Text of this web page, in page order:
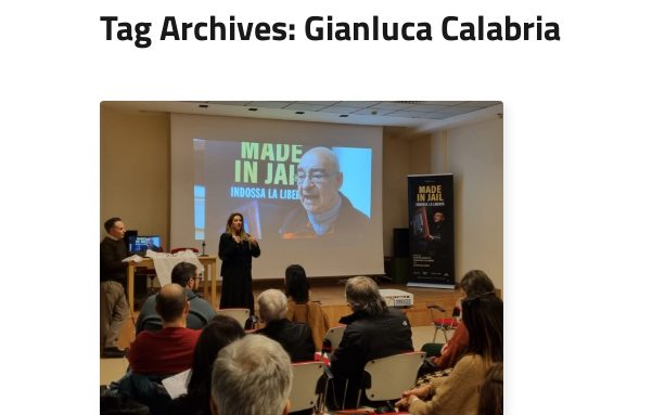
Tag Archives: Gianluca Calabria